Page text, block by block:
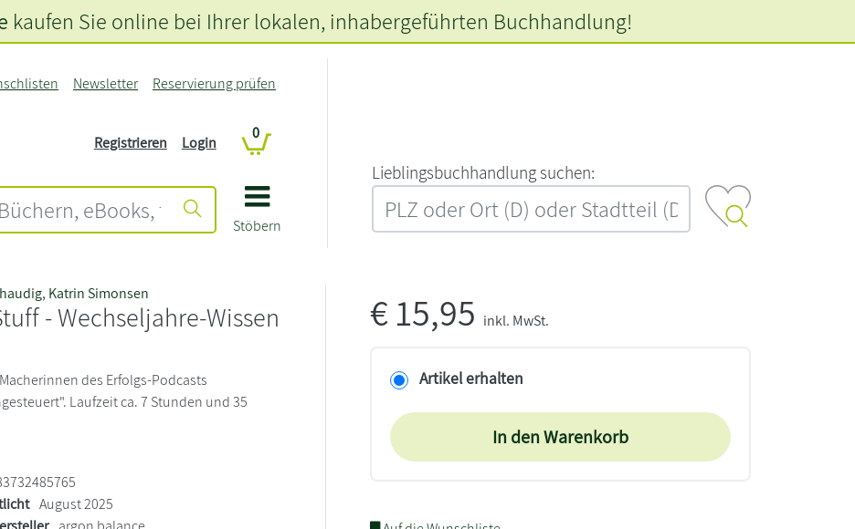
Stöbern
Newsletter Reservierung prüfen
Registrieren Login
0
L‍i‍e‍b‍l‍i‍n‍g‍s‍b‍u‍c‍h‍h‍a‍n‍d‍l‍u‍n‍g‍ ‍s‍u‍c‍h‍e‍n‍:‍
kaufen Sie online bei Ihrer lokalen, inhabergeführten Buchhandlung!
, Katrin Simonsen
- Wechseljahre-Wissen
des Erfolgs-Podcasts
Laufzeit ca. 7 Stunden und 35
August 2025
€15,95 inkl. MwSt.
Artikel erhalten
In den Warenkorb